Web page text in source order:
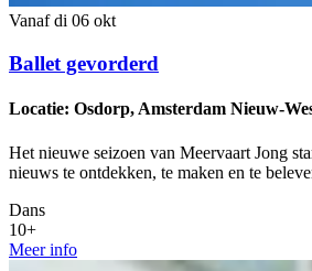
Vanaf di 06 okt
Ballet gevorderd
Locatie: Osdorp, Amsterdam Nieuw-
Het nieuwe seizoen van Meervaart Jong
nieuws te ontdekken, te maken en te
Dans
10+
Meer info